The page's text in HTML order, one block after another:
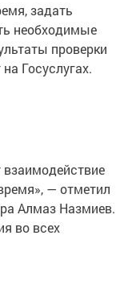
задать
необходимые
проверки
Госуслугах.
взаимодействие
— отметил
Алмаз Назмиев.
во всех